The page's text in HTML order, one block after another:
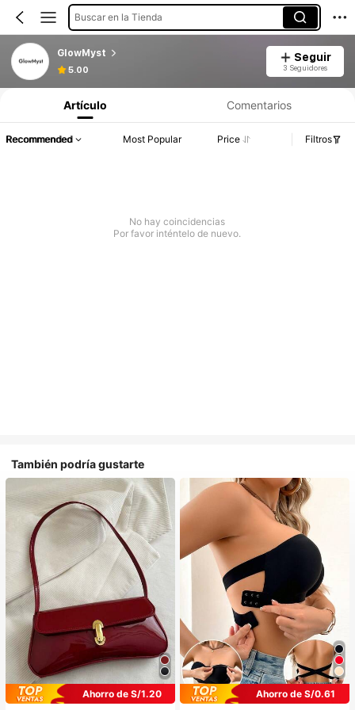
Buscar en la Tienda
GlowMyst
5.00
Seguir
3 Seguidores
Artículo Comentarios
Recommended Most Popular Price Filtros
No hay coincidencias
Por favor inténtelo de nuevo.
También podría gustarte
Ahorro de S/1.20
Ahorro de S/0.61